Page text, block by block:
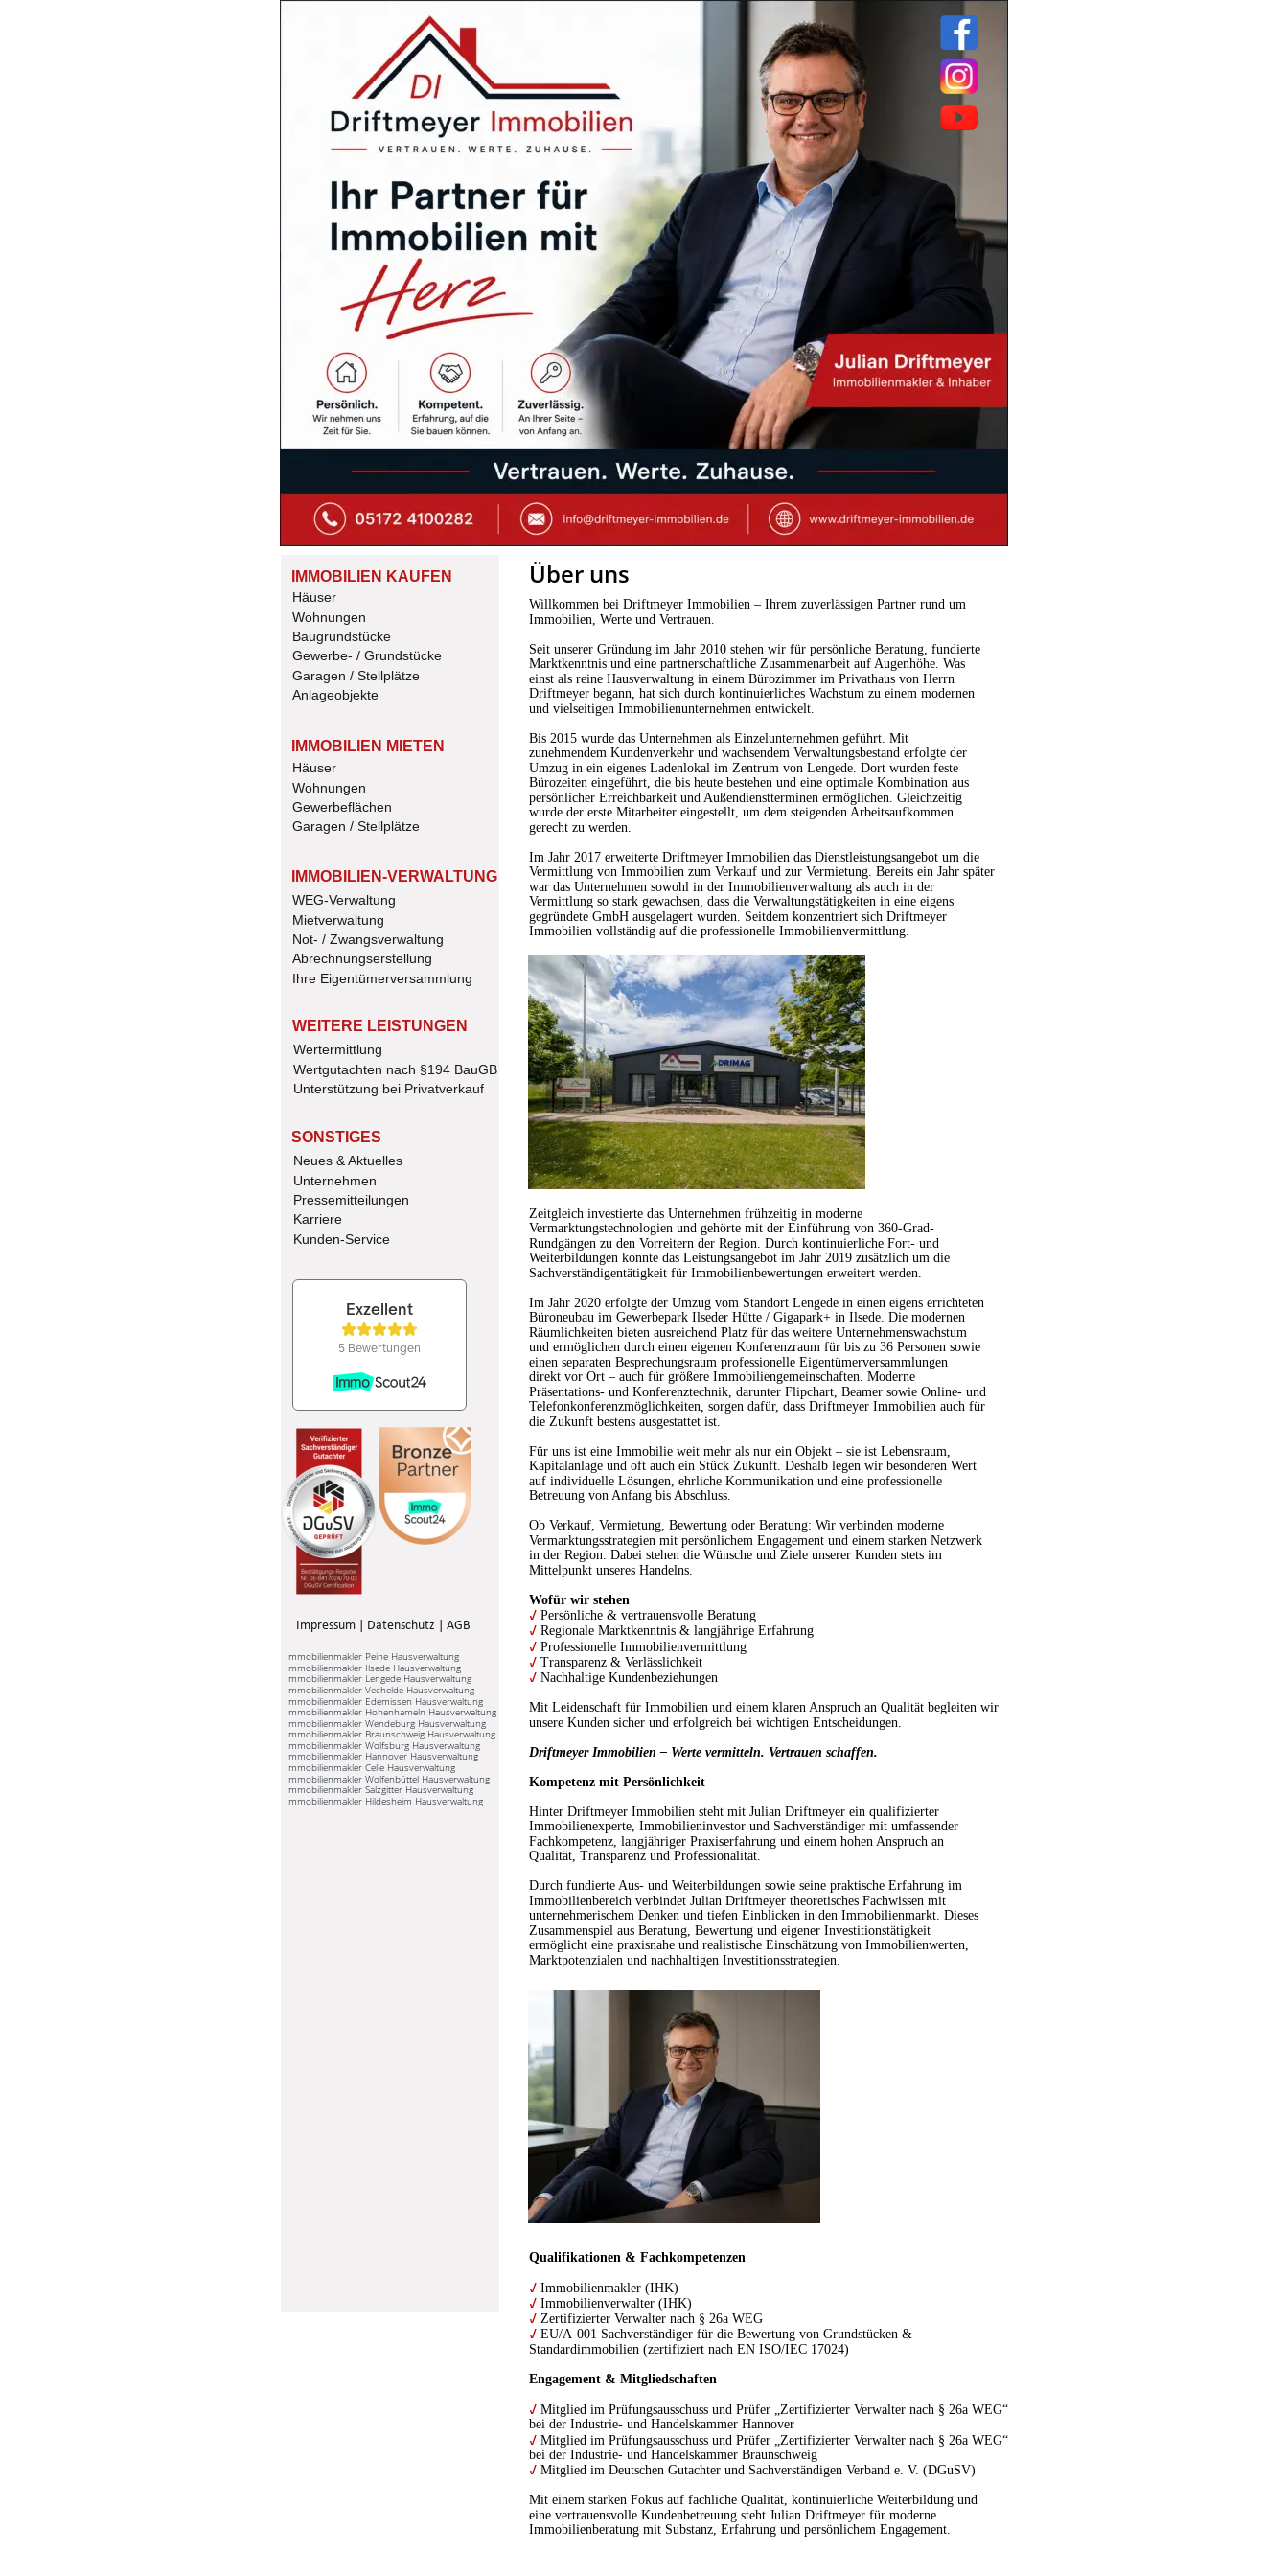
IMMOBILIEN KAUFEN
Häuser
Wohnungen
Baugrundstücke
Gewerbe- / Grundstücke
Garagen / Stellplätze
Anlageobjekte
IMMOBILIEN MIETEN
Häuser
Wohnungen
Gewerbeflächen
Garagen / Stellplätze
IMMOBILIEN-VERWALTUNG
WEG-Verwaltung
Mietverwaltung
Not- / Zwangsverwaltung
Abrechnungserstellung
Ihre Eigentümerversammlung
WEITERE LEISTUNGEN
Wertermittlung
Wertgutachten nach §194 BauGB
Unterstützung bei Privatverkauf
SONSTIGES
Neues & Aktuelles
Unternehmen
Pressemitteilungen
Karriere
Kunden-Service
Impressum Datenschutz AGB
Immobilienmakler Peine Hausverwaltung
Immobilienmakler Ilsede Hausverwaltung
Immobilienmakler Lengede Hausverwaltung
Immobilienmakler Vechelde Hausverwaltung
Immobilienmakler Edemissen Hausverwaltung
Immobilienmakler Hohenhameln Hausverwaltung
Immobilienmakler Wendeburg Hausverwaltung
Immobilienmakler Braunschweig Hausverwaltung
Immobilienmakler Wolfsburg Hausverwaltung
Immobilienmakler Hannover Hausverwaltung
Immobilienmakler Celle Hausverwaltung
Immobilienmakler Wolfenbüttel Hausverwaltung
Immobilienmakler Salzgitter Hausverwaltung
Immobilienmakler Hildesheim Hausverwaltung
Über uns
Willkommen bei Driftmeyer Immobilien – Ihrem zuverlässigen Partner rund um
Immobilien, Werte und Vertrauen.
Seit unserer Gründung im Jahr 2010 stehen wir für persönliche Beratung, fundierte
Marktkenntnis und eine partnerschaftliche Zusammenarbeit auf Augenhöhe. Was
einst als reine Hausverwaltung in einem Bürozimmer im Privathaus von Herrn
Driftmeyer begann, hat sich durch kontinuierliches Wachstum zu einem modernen
und vielseitigen Immobilienunternehmen entwickelt.
Bis 2015 wurde das Unternehmen als Einzelunternehmen geführt. Mit
zunehmendem Kundenverkehr und wachsendem Verwaltungsbestand erfolgte der
Umzug in ein eigenes Ladenlokal im Zentrum von Lengede. Dort wurden feste
Bürozeiten eingeführt, die bis heute bestehen und eine optimale Kombination aus
persönlicher Erreichbarkeit und Außendienstterminen ermöglichen. Gleichzeitig
wurde der erste Mitarbeiter eingestellt, um dem steigenden Arbeitsaufkommen
gerecht zu werden.
Im Jahr 2017 erweiterte Driftmeyer Immobilien das Dienstleistungsangebot um die
Vermittlung von Immobilien zum Verkauf und zur Vermietung. Bereits ein Jahr später
war das Unternehmen sowohl in der Immobilienverwaltung als auch in der
Vermittlung so stark gewachsen, dass die Verwaltungstätigkeiten in eine eigens
gegründete GmbH ausgelagert wurden. Seitdem konzentriert sich Driftmeyer
Immobilien vollständig auf die professionelle Immobilienvermittlung.
Zeitgleich investierte das Unternehmen frühzeitig in moderne
Vermarktungstechnologien und gehörte mit der Einführung von 360-Grad-
Rundgängen zu den Vorreitern der Region. Durch kontinuierliche Fort- und
Weiterbildungen konnte das Leistungsangebot im Jahr 2019 zusätzlich um die
Sachverständigentätigkeit für Immobilienbewertungen erweitert werden.
Im Jahr 2020 erfolgte der Umzug vom Standort Lengede in einen eigens errichteten
Büroneubau im Gewerbepark Ilseder Hütte / Gigapark+ in Ilsede. Die modernen
Räumlichkeiten bieten ausreichend Platz für das weitere Unternehmenswachstum
und ermöglichen durch einen eigenen Konferenzraum für bis zu 36 Personen sowie
einen separaten Besprechungsraum professionelle Eigentümerversammlungen
direkt vor Ort – auch für größere Immobiliengemeinschaften. Moderne
Präsentations- und Konferenztechnik, darunter Flipchart, Beamer sowie Online- und
Telefonkonferenzmöglichkeiten, sorgen dafür, dass Driftmeyer Immobilien auch für
die Zukunft bestens ausgestattet ist.
Für uns ist eine Immobilie weit mehr als nur ein Objekt – sie ist Lebensraum,
Kapitalanlage und oft auch ein Stück Zukunft. Deshalb legen wir besonderen Wert
auf individuelle Lösungen, ehrliche Kommunikation und eine professionelle
Betreuung von Anfang bis Abschluss.
Ob Verkauf, Vermietung, Bewertung oder Beratung: Wir verbinden moderne
Vermarktungsstrategien mit persönlichem Engagement und einem starken Netzwerk
in der Region. Dabei stehen die Wünsche und Ziele unserer Kunden stets im
Mittelpunkt unseres Handelns.
Wofür wir stehen
✓ Persönliche & vertrauensvolle Beratung
✓ Regionale Marktkenntnis & langjährige Erfahrung
✓ Professionelle Immobilienvermittlung
✓ Transparenz & Verlässlichkeit
✓ Nachhaltige Kundenbeziehungen
Mit Leidenschaft für Immobilien und einem klaren Anspruch an Qualität begleiten wir
unsere Kunden sicher und erfolgreich bei wichtigen Entscheidungen.
Driftmeyer Immobilien – Werte vermitteln. Vertrauen schaffen.
Kompetenz mit Persönlichkeit
Hinter Driftmeyer Immobilien steht mit Julian Driftmeyer ein qualifizierter
Immobilienexperte, Immobilieninvestor und Sachverständiger mit umfassender
Fachkompetenz, langjähriger Praxiserfahrung und einem hohen Anspruch an
Qualität, Transparenz und Professionalität.
Durch fundierte Aus- und Weiterbildungen sowie seine praktische Erfahrung im
Immobilienbereich verbindet Julian Driftmeyer theoretisches Fachwissen mit
unternehmerischem Denken und tiefen Einblicken in den Immobilienmarkt. Dieses
Zusammenspiel aus Beratung, Bewertung und eigener Investitionstätigkeit
ermöglicht eine praxisnahe und realistische Einschätzung von Immobilienwerten,
Marktpotenzialen und nachhaltigen Investitionsstrategien.
Qualifikationen & Fachkompetenzen
✓ Immobilienmakler (IHK)
✓ Immobilienverwalter (IHK)
✓ Zertifizierter Verwalter nach § 26a WEG
✓ EU/A-001 Sachverständiger für die Bewertung von Grundstücken &
Standardimmobilien (zertifiziert nach EN ISO/IEC 17024)
Engagement & Mitgliedschaften
✓ Mitglied im Prüfungsausschuss und Prüfer „Zertifizierter Verwalter nach § 26a WEG“
bei der Industrie- und Handelskammer Hannover
✓ Mitglied im Prüfungsausschuss und Prüfer „Zertifizierter Verwalter nach § 26a WEG“
bei der Industrie- und Handelskammer Braunschweig
✓ Mitglied im Deutschen Gutachter und Sachverständigen Verband e. V. (DGuSV)
Mit einem starken Fokus auf fachliche Qualität, kontinuierliche Weiterbildung und
eine vertrauensvolle Kundenbetreuung steht Julian Driftmeyer für moderne
Immobilienberatung mit Substanz, Erfahrung und persönlichem Engagement.